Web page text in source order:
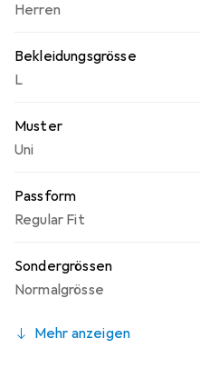
Herren
Bekleidungsgrösse
L
Muster
Uni
Passform
Regular Fit
Sondergrössen
Normalgrösse
Mehr anzeigen